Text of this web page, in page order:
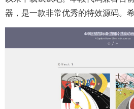
器，是一款非常优秀的特效源码。